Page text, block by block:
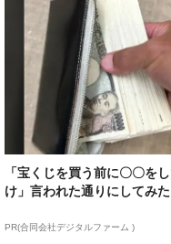
「宝くじを買う前に〇〇を
け」言われた通りにしてみ
PR(合同会社デジタルファーム )